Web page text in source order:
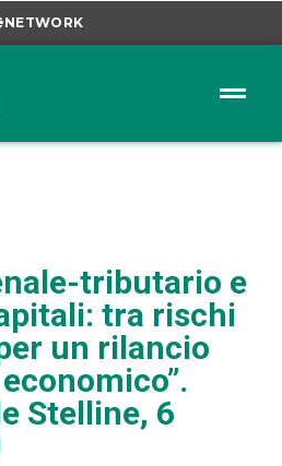
NETWORK
tributario e
tra rischi
un rilancio
Stelline, 6